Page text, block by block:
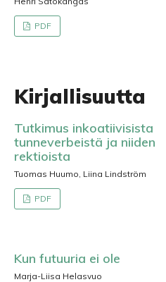
PDF
Kirjallisuutta
Tutkimus inkoatiivisista
tunneverbeistä ja niiden
rektioista
Tuomas Huumo, Liina Lindström
PDF
Kun futuuria ei ole
Marja-Liisa Helasvuo